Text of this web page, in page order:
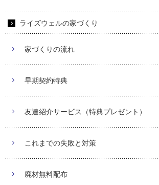
ライズウェルの家づくり
家づくりの流れ
早期契約特典
友達紹介サービス（特典プレゼント）
これまでの失敗と対策
廃材無料配布